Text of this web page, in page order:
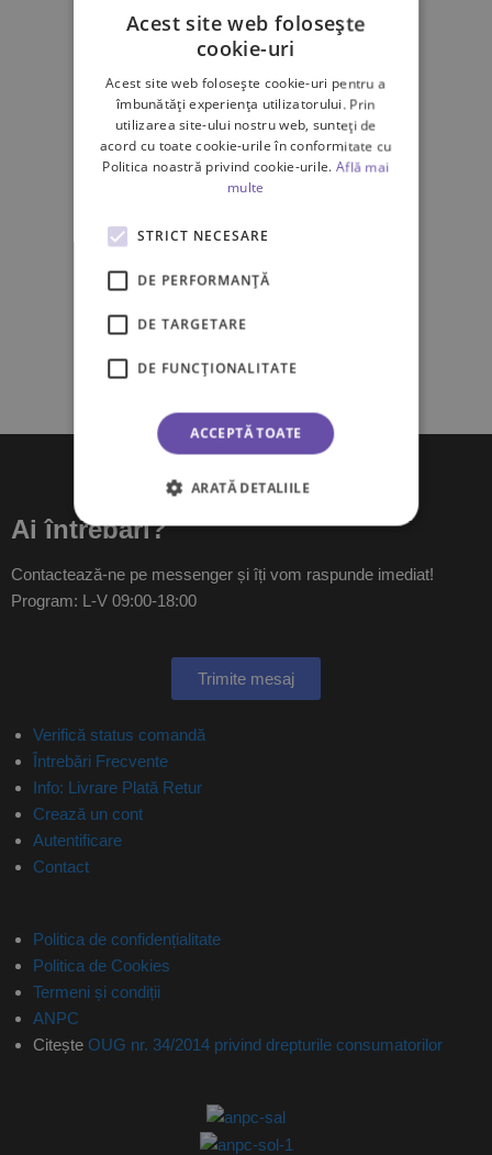
Ai întrebări?
Contactează-ne pe messenger și îți vom raspunde imediat!
Program: L-V 09:00-18:00
Trimite mesaj
Verifică status comandă
Întrebări Frecvente
Info: Livrare Plată Retur
Crează un cont
Autentificare
Contact
Politica de confidențialitate
Politica de Cookies
Termeni și condiții
ANPC
Citește OUG nr. 34/2014 privind drepturile consumatorilor
Acest site web folosește
cookie-uri
Acest site web folosește cookie-uri pentru a
îmbunătăți experiența utilizatorului. Prin
utilizarea site-ului nostru web, sunteți de
acord cu toate cookie-urile în conformitate cu
Politica noastră privind cookie-urile.Află mai
multe
STRICT NECESARE
DE PERFORMANȚĂ
DE TARGETARE
DE FUNCŢIONALITATE
ACCEPTĂ TOATE
ARATĂ DETALIILE